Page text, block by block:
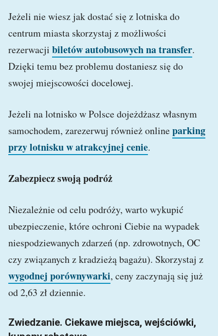
Jeżeli nie wiesz jak dostać się z lotniska do
centrum miasta skorzystaj z możliwości
rezerwacji biletów autobusowych na transfer.
Dzięki temu bez problemu dostaniesz się do
swojej miejscowości docelowej.
Jeżeli na lotnisko w Polsce dojeżdżasz własnym
samochodem, zarezerwuj również onlineparking
przy lotnisku w atrakcyjnej cenie.
Zabezpiecz swoją podróż
Niezależnie od celu podróży, warto wykupić
ubezpieczenie, które ochroni Ciebie na wypadek
niespodziewanych zdarzeń (np. zdrowotnych, OC
czy związanych z kradzieżą bagażu). Skorzystaj z
wygodnej porównywarki, ceny zaczynają się już
od 2,63 zł dziennie.
Zwiedzanie. Ciekawe miejsca, wejściówki,